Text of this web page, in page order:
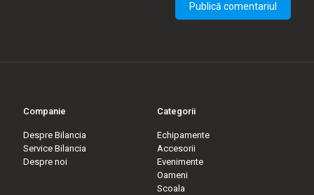
Companie
Despre Bilancia
Service Bilancia
Despre noi
Categorii
Echipamente
Accesorii
Evenimente
Oameni
Scoala